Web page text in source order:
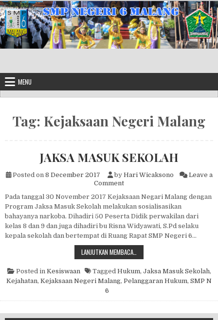
Skip to content
MENU
Tag: Kejaksaan Negeri Malang
JAKSA MASUK SEKOLAH
Posted on 8 December 2017 by Hari Wicaksono
Leave a
Commenton JAKSA MASUK SEKOLAH
Pada tanggal 30 November 2017 Kejaksaan Negari Malang dengan
Program Jaksa Masuk Sekolah melakukan sosialisasikan
bahayanya narkoba. Dihadiri 50 Peserta Didik perwakilan dari
kelas 8 dan 9 dan juga dihadiri bu Risna Widyawati, S.Pd selaku
kepala sekolah dan bertempat di Ruang Rapat SMP Negeri 6…
LANJUTKAN MEMBACA…
Posted in Kesiswaan Tagged Hukum, Jaksa Masuk Sekolah,
Kejahatan, Kejaksaan Negeri Malang, Pelanggaran Hukum, SMP N
6